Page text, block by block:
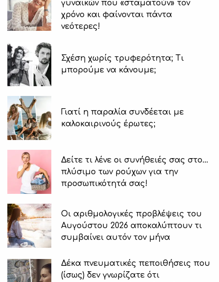
γυναικών που «σταματούν» τον
χρόνο και φαίνονται πάντα
νεότερες!
Σχέση χωρίς τρυφερότητα; Τι
μπορούμε να κάνουμε;
Γιατί η παραλία συνδέεται με
καλοκαιρινούς έρωτες;
Δείτε τι λένε οι συνήθειές σας στο…
πλύσιμο των ρούχων για την
προσωπικότητά σας!
Οι αριθμολογικές προβλέψεις του
Αυγούστου 2026 αποκαλύπτουν τι
συμβαίνει αυτόν τον μήνα
Δέκα πνευματικές πεποιθήσεις που
(ίσως) δεν γνωρίζατε ότι